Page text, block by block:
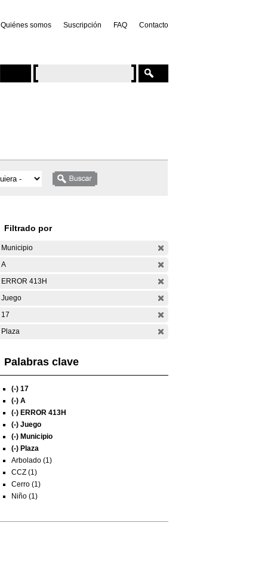
Quiénes somos Suscripción FAQ Contacto
Filtrado por
Municipio
A
ERROR 413H
Juego
17
Plaza
Palabras clave
(-) 17
(-) A
(-) ERROR 413H
(-) Juego
(-) Municipio
(-) Plaza
Arbolado (1)
CCZ (1)
Cerro (1)
Niño (1)